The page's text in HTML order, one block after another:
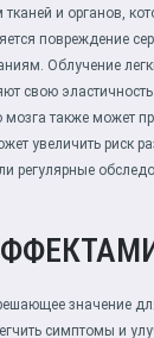
и органов,
повреждение
Облучение
свою
также может
увеличить риск
значение
симптомы и